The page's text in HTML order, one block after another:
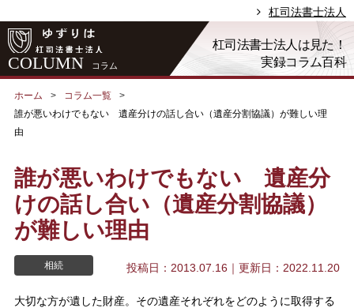
杠司法書士法人
COLUMN コラム
杠司法書士法人は見た！
実録コラム百科
ホーム
コラム一覧
誰が悪いわけでもない 遺産分けの話し合い（遺産分割協議）が難しい理
由
誰が悪いわけでもない 遺産分
けの話し合い（遺産分割協議）
が難しい理由
相続 ｜更新日：2022.11.20
投稿日：2013.07.16
大切な方が遺した財産。その遺産それぞれをどのように取得する